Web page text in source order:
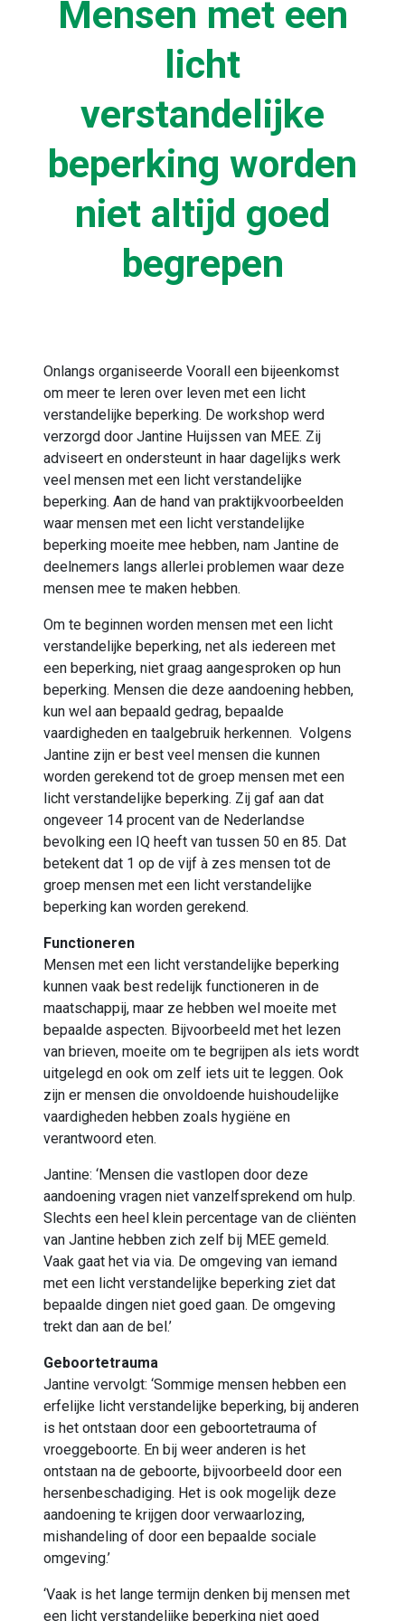
Mensen met een
licht
verstandelijke
beperking worden
niet altijd goed
begrepen
Onlangs organiseerde Voorall een bijeenkomst
om meer te leren over leven met een licht
verstandelijke beperking. De workshop werd
verzorgd door Jantine Huijssen van MEE. Zij
adviseert en ondersteunt in haar dagelijks werk
veel mensen met een licht verstandelijke
beperking. Aan de hand van praktijkvoorbeelden
waar mensen met een licht verstandelijke
beperking moeite mee hebben, nam Jantine de
deelnemers langs allerlei problemen waar deze
mensen mee te maken hebben.
Om te beginnen worden mensen met een licht
verstandelijke beperking, net als iedereen met
een beperking, niet graag aangesproken op hun
beperking. Mensen die deze aandoening hebben,
kun wel aan bepaald gedrag, bepaalde
vaardigheden en taalgebruik herkennen. Volgens
Jantine zijn er best veel mensen die kunnen
worden gerekend tot de groep mensen met een
licht verstandelijke beperking. Zij gaf aan dat
ongeveer 14 procent van de Nederlandse
bevolking een IQ heeft van tussen 50 en 85. Dat
betekent dat 1 op de vijf à zes mensen tot de
groep mensen met een licht verstandelijke
beperking kan worden gerekend.
Functioneren
Mensen met een licht verstandelijke beperking
kunnen vaak best redelijk functioneren in de
maatschappij, maar ze hebben wel moeite met
bepaalde aspecten. Bijvoorbeeld met het lezen
van brieven, moeite om te begrijpen als iets wordt
uitgelegd en ook om zelf iets uit te leggen. Ook
zijn er mensen die onvoldoende huishoudelijke
vaardigheden hebben zoals hygiëne en
verantwoord eten.
Jantine: ‘Mensen die vastlopen door deze
aandoening vragen niet vanzelfsprekend om hulp.
Slechts een heel klein percentage van de cliënten
van Jantine hebben zich zelf bij MEE gemeld.
Vaak gaat het via via. De omgeving van iemand
met een licht verstandelijke beperking ziet dat
bepaalde dingen niet goed gaan. De omgeving
trekt dan aan de bel.’
Geboortetrauma
Jantine vervolgt: ‘Sommige mensen hebben een
erfelijke licht verstandelijke beperking, bij anderen
is het ontstaan door een geboortetrauma of
vroeggeboorte. En bij weer anderen is het
ontstaan na de geboorte, bijvoorbeeld door een
hersenbeschadiging. Het is ook mogelijk deze
aandoening te krijgen door verwaarlozing,
mishandeling of door een bepaalde sociale
omgeving.’
‘Vaak is het lange termijn denken bij mensen met
een licht verstandelijke beperking niet goed